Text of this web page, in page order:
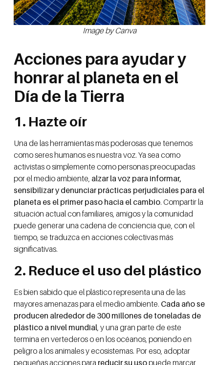
Image by Canva
Acciones para ayudar y
honrar al planeta en el
Día de la Tierra
1. Hazte oír
Una de las herramientas más poderosas que tenemos
como seres humanos es nuestra voz. Ya sea como
activistas o simplemente como personas preocupadas
por el medio ambiente, alzar la voz para informar,
sensibilizar y denunciar prácticas perjudiciales para el
planeta es el primer paso hacia el cambio. Compartir la
situación actual con familiares, amigos y la comunidad
puede generar una cadena de conciencia que, con el
tiempo, se traduzca en acciones colectivas más
significativas.
2. Reduce el uso del plástico
Es bien sabido que el plástico representa una de las
mayores amenazas para el medio ambiente. Cada año se
producen alrededor de 300 millones de toneladas de
plástico a nivel mundial , y una gran parte de este
termina en vertederos o en los océanos, poniendo en
peligro a los animales y ecosistemas. Por eso, adoptar
pequeñas acciones para reducir su usopuede marcar